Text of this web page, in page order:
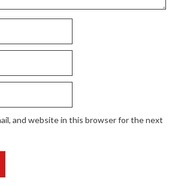
and website in this browser for the next